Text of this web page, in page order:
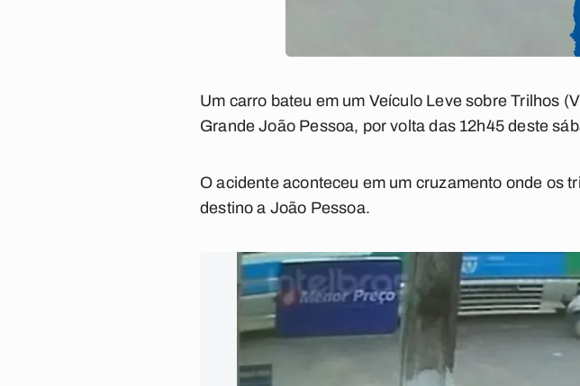
Um carro bateu em um Veículo Leve sobre Trilhos
Grande João Pessoa, por volta das 12h45 deste
O acidente aconteceu em um cruzamento onde os
destino a João Pessoa.